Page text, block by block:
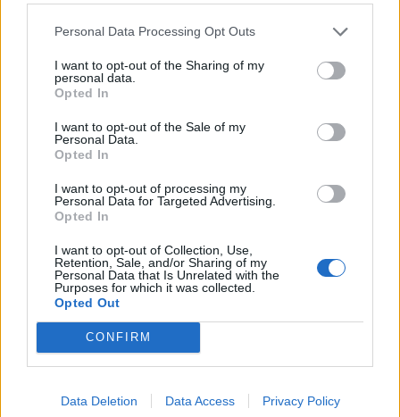
Personal Data Processing Opt Outs
I want to opt-out of the Sharing of my
personal data.
Opted In
I want to opt-out of the Sale of my
Personal Data.
Opted In
I want to opt-out of processing my
Personal Data for Targeted Advertising.
Opted In
I want to opt-out of Collection, Use,
Retention, Sale, and/or Sharing of my
Personal Data that Is Unrelated with the
Purposes for which it was collected.
Opted Out
CONFIRM
Data Deletion Data Access Privacy Policy
Λαύριο
22920 27391
69347 54444